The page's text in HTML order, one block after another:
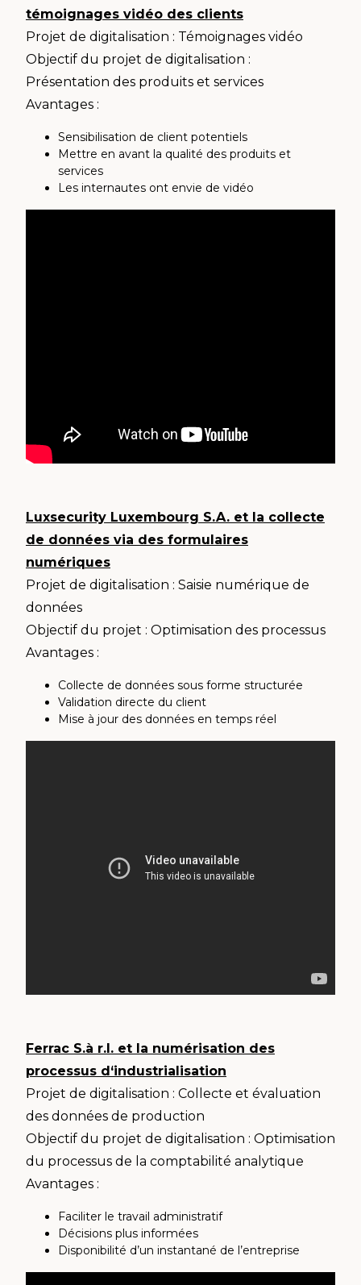
témoignages vidéo des clients
Projet de digitalisation : Témoignages vidéo
Objectif du projet de digitalisation :
Présentation des produits et services
Avantages :
Sensibilisation de client potentiels
Mettre en avant la qualité des produits et
services
Les internautes ont envie de vidéo
Luxsecurity Luxembourg S.A. et la collecte
de données via des formulaires
numériques
Projet de digitalisation : Saisie numérique de
données
Objectif du projet : Optimisation des processus
Avantages :
Collecte de données sous forme structurée
Validation directe du client
Mise à jour des données en temps réel
Ferrac S.à r.l. et la numérisation des
processus d‘industrialisation
Projet de digitalisation : Collecte et évaluation
des données de production
Objectif du projet de digitalisation : Optimisation
du processus de la comptabilité analytique
Avantages :
Faciliter le travail administratif
Décisions plus informées
Disponibilité d’un instantané de l’entreprise